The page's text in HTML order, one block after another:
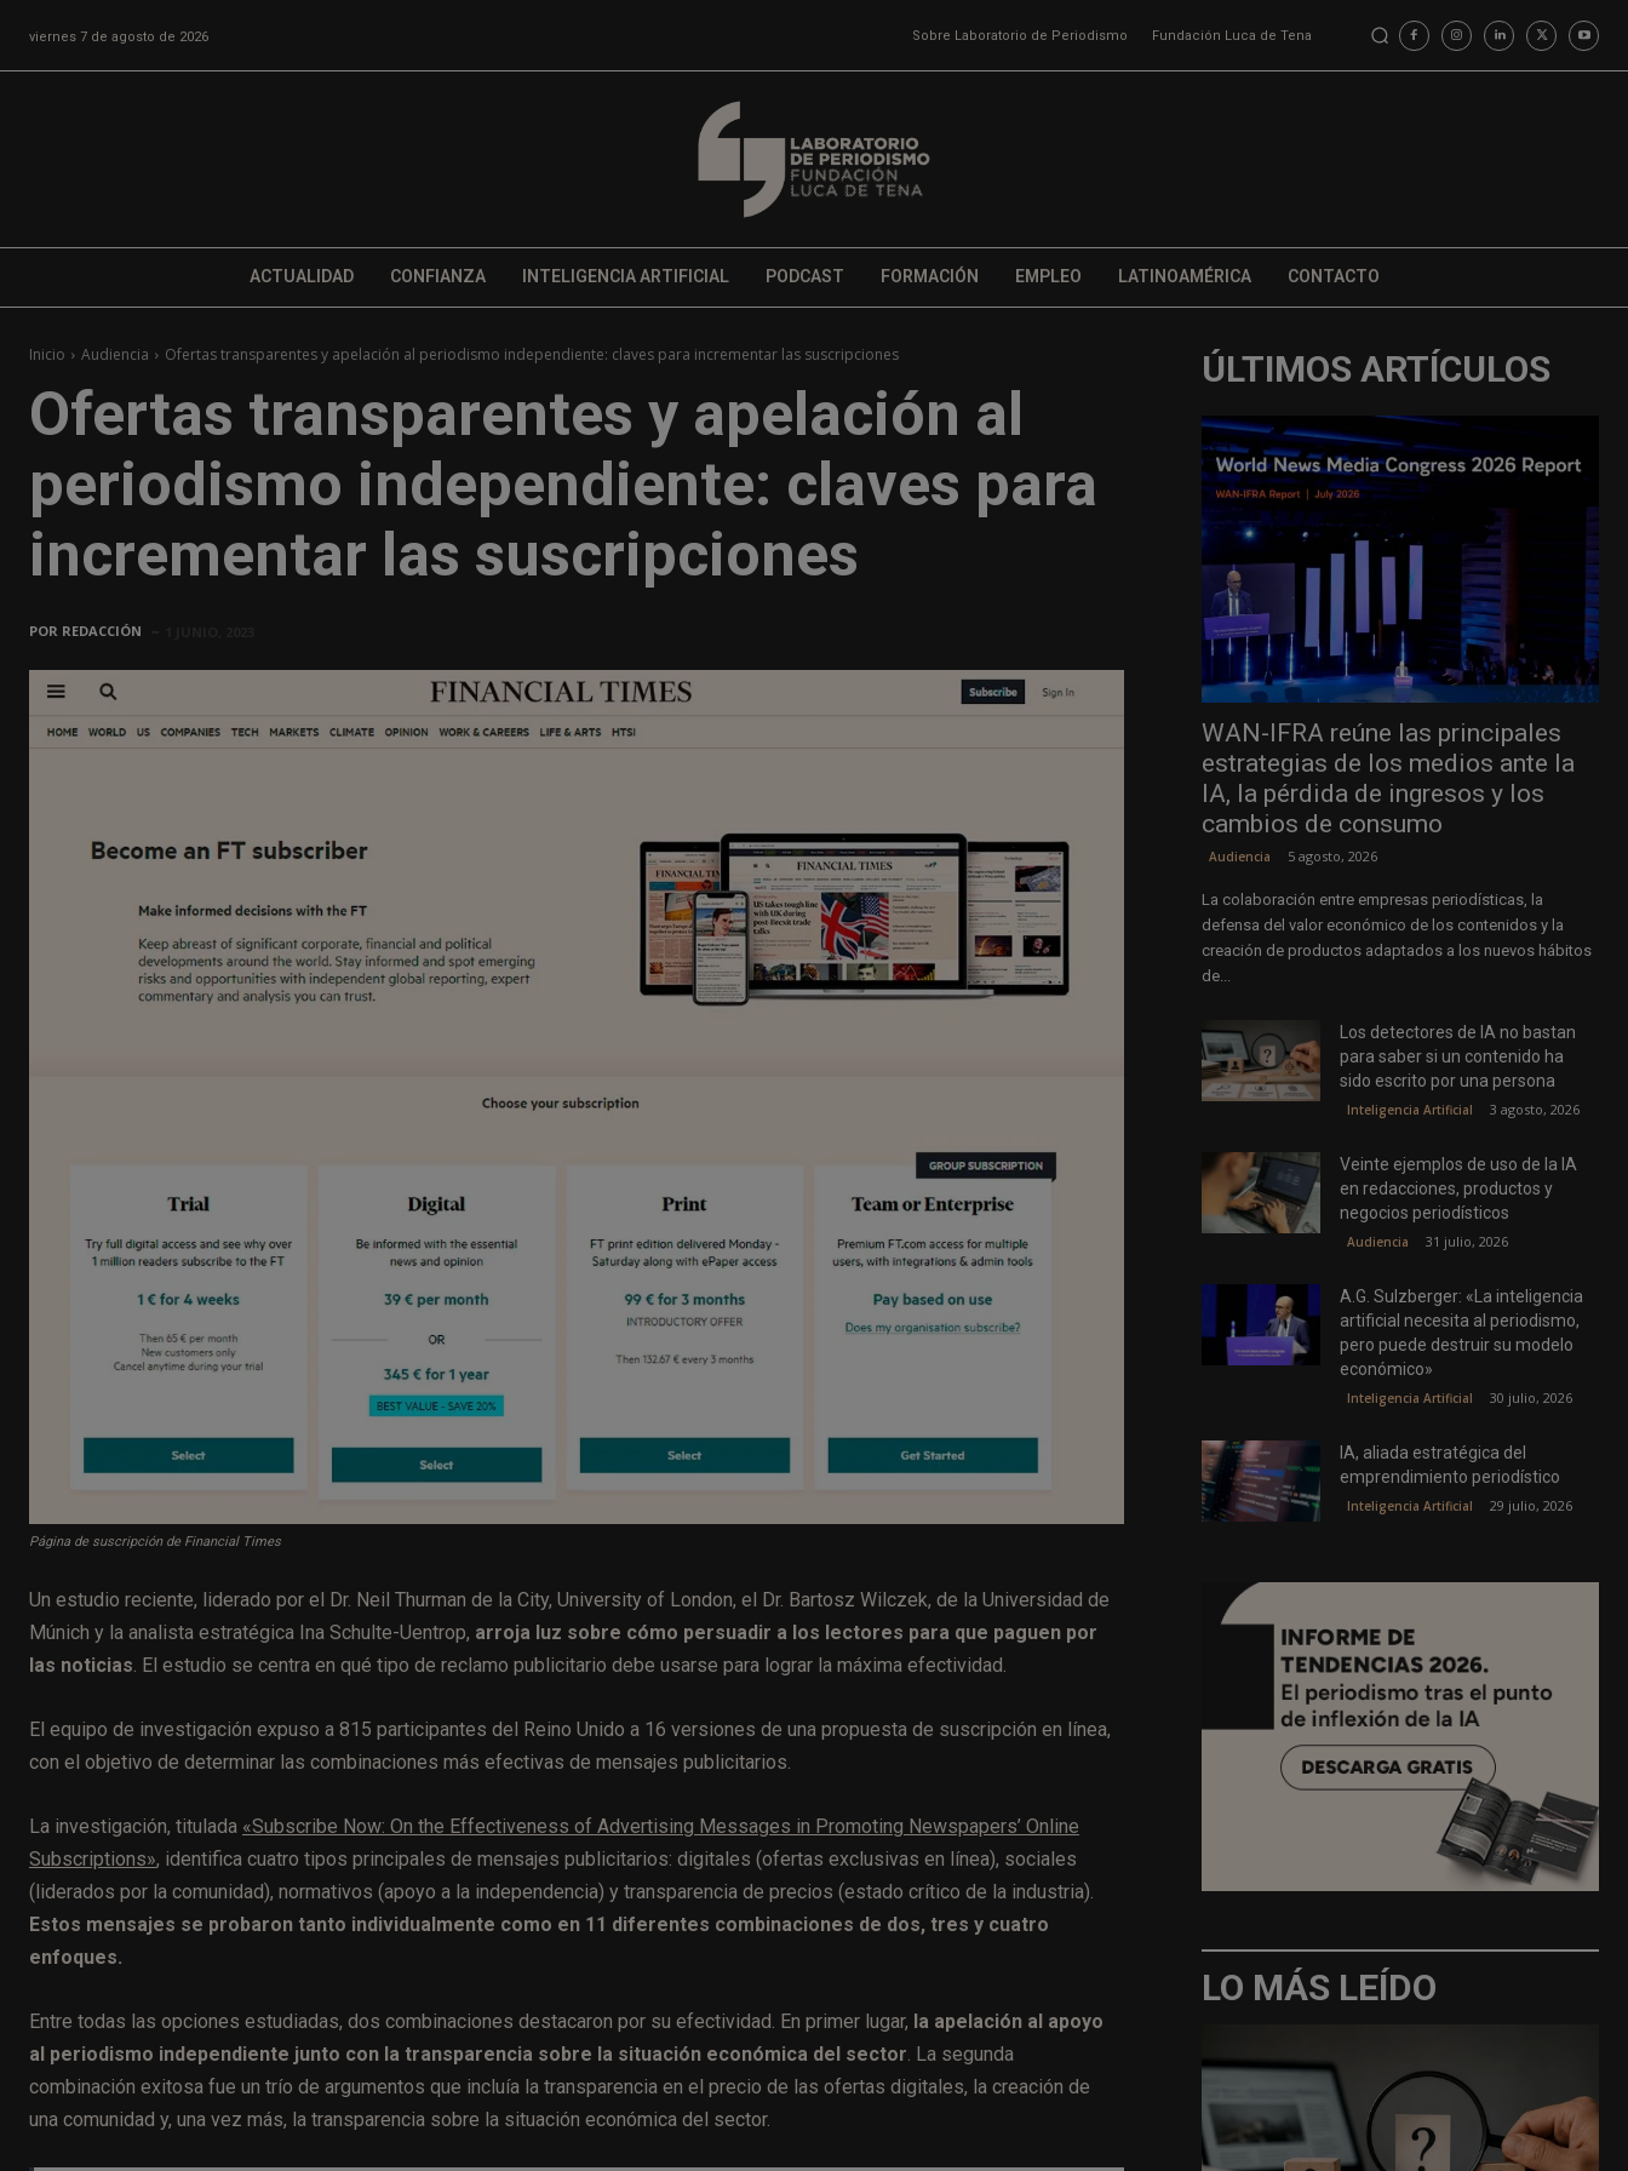
viernes 7 de agosto de 2026 Sobre Laboratorio de Periodismo Fundación Luca de Tena
ACTUALIDAD CONFIANZA INTELIGENCIA ARTIFICIAL PODCAST FORMACIÓN EMPLEO LATINOAMÉRICA CONTACTO
Inicio Audiencia Ofertas transparentes y apelación al periodismo independiente: claves para incrementar las suscripciones
Ofertas transparentes y apelación al
periodismo independiente: claves para
incrementar las suscripciones
POR REDACCIÓN
Página de suscripción de Financial Times
Un estudio reciente, liderado por el Dr. Neil Thurman de la City, University of London, el Dr. Bartosz Wilczek, de la Universidad de
Múnich y la analista estratégica Ina Schulte-Uentrop, arroja luz sobre cómo persuadir a los lectores para que paguen por
las noticias. El estudio se centra en qué tipo de reclamo publicitario debe usarse para lograr la máxima efectividad.
El equipo de investigación expuso a 815 participantes del Reino Unido a 16 versiones de una propuesta de suscripción en línea,
con el objetivo de determinar las combinaciones más efectivas de mensajes publicitarios.
La investigación, titulada «Subscribe Now: On the Effectiveness of Advertising Messages in Promoting Newspapers’ Online
Subscriptions», identifica cuatro tipos principales de mensajes publicitarios: digitales (ofertas exclusivas en línea), sociales
(liderados por la comunidad), normativos (apoyo a la independencia) y transparencia de precios (estado crítico de la industria).
Estos mensajes se probaron tanto individualmente como en 11 diferentes combinaciones de dos, tres y cuatro
enfoques.
Entre todas las opciones estudiadas, dos combinaciones destacaron por su efectividad. En primer lugar, la apelación al apoyo
al periodismo independiente junto con la transparencia sobre la situación económica del sector. La segunda
combinación exitosa fue un trío de argumentos que incluía la transparencia en el precio de las ofertas digitales, la creación de
una comunidad y, una vez más, la transparencia sobre la situación económica del sector.
ÚLTIMOS ARTÍCULOS
WAN-IFRA reúne las principales
estrategias de los medios ante la
IA, la pérdida de ingresos y los
cambios de consumo
Audiencia 5 agosto, 2026
La colaboración entre empresas periodísticas, la
defensa del valor económico de los contenidos y la
creación de productos adaptados a los nuevos hábitos
de...
Los detectores de IA no bastan
para saber si un contenido ha
sido escrito por una persona
Inteligencia Artificial 3 agosto, 2026
Veinte ejemplos de uso de la IA
en redacciones, productos y
negocios periodísticos
Audiencia 31 julio, 2026
A.G. Sulzberger: «La inteligencia
artificial necesita al periodismo,
pero puede destruir su modelo
económico»
Inteligencia Artificial 30 julio, 2026
IA, aliada estratégica del
emprendimiento periodístico
Inteligencia Artificial 29 julio, 2026
LO MÁS LEÍDO